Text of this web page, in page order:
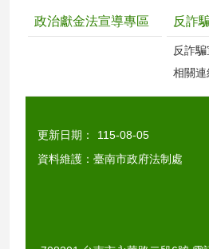
政治獻金法宣導專區 反詐
反詐
相關連
更新日期：
115-08-05
資料維護：臺南市政府法制處